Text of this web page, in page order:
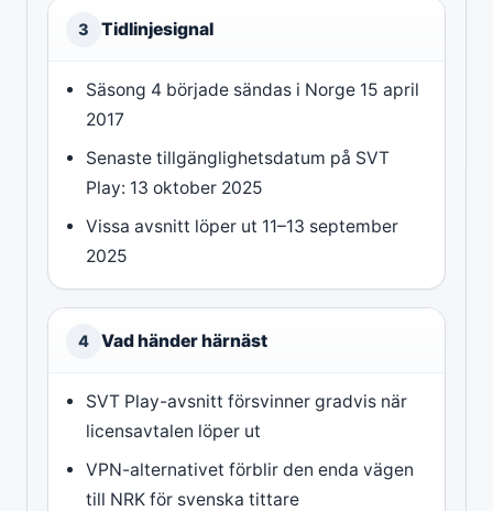
3 Tidlinjesignal
Säsong 4 började sändas i Norge 15 april
2017
Senaste tillgänglighetsdatum på SVT
Play: 13 oktober 2025
Vissa avsnitt löper ut 11–13 september
2025
4 Vad händer härnäst
SVT Play-avsnitt försvinner gradvis när
licensavtalen löper ut
VPN-alternativet förblir den enda vägen
till NRK för svenska tittare